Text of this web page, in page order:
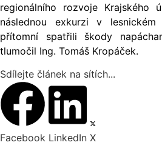
regionálního rozvoje Krajského
následnou exkurzi v
přítomní spatřili škody
tlumočil Ing. Tomáš Kropáček.
Sdílejte článek na sítích...
Facebook LinkedIn X